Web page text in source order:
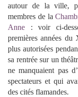
autour de la ville,
membres de la
Anne : voir ci-
premières années du
plus autorisées
sa rentrée sur un
ne manquaient pas
spectateurs et qui
des cités flamandes.